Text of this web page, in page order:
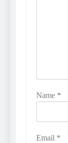
Name *
Email *